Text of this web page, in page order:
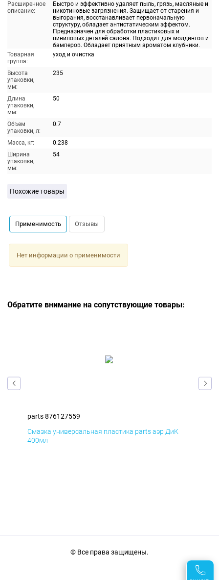
Расширенное
описание:
Быстро и эффективно удаляет пыль, грязь, масляные и
никотиновые загрязнения. Защищает от старения и
выгорания, восстанавливает первоначальную
структуру, обладает антистатическим эффектом.
Предназначен для обработки пластиковых и
виниловых деталей салона. Подходит для молдингов и
бамперов. Обладает приятным ароматом клубники.
Товарная
группа:
уход и очистка
Высота
упаковки,
мм:
235
Длина
упаковки,
мм:
50
Объем
упаковки, л:
0.7
Масса, кг:
0.238
Ширина
упаковки,
мм:
54
Похожие товары
Применимость Отзывы
Нет информации о применимости
Обратите внимание на сопутствующие товары:
parts 876127559
Смазка универсальная пластика parts аэр ДиК
400мл
© Все права защищены.